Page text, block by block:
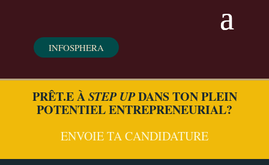
INFOSPHERA
PRÊT.E ÀSTEP UPDANS TON PLEIN
POTENTIEL ENTREPRENEURIAL?
ENVOIE TA CANDIDATURE